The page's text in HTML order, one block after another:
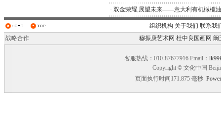
· 双金荣耀,展望未来——意大利有机橄榄
组织机构 关于我们 联系我
战略合作
穆振庚艺术网 杜中良国画网 阚
客服热线：010-87677916 Email：
Copyright © 文化中国
页面执行时间171.875 毫秒